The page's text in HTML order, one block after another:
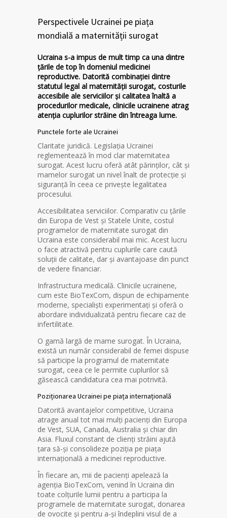
Perspectivele Ucrainei pe piața
mondială a maternității surogat
Ucraina s-a impus de mult timp ca una dintre
țările de top în domeniul medicinei
reproductive. Datorită combinației dintre
statutul legal al maternității surogat, costurile
accesibile ale serviciilor și calitatea înaltă a
procedurilor medicale, clinicile ucrainene atrag
atenția cuplurilor străine din întreaga lume.
Punctele forte ale Ucrainei
Claritate juridică. Legislația Ucrainei
reglementează în mod clar maternitatea
surogat. Acest lucru oferă atât părinților, cât și
mamelor surogat un nivel înalt de protecție și
siguranță în ceea ce privește legalitatea
procesului.
Accesibilitatea serviciilor. Comparativ cu țările
din Europa de Vest și Statele Unite, costul
programelor de maternitate surogat din
Ucraina este considerabil mai mic. Acest lucru
o face atractivă pentru cuplurile care caută
soluții de calitate, dar și avantajoase din punct
de vedere financiar.
Infrastructura medicală. Clinicile ucrainene,
cum este BioTexCom, dispun de echipamente
moderne, specialiști experimentați și oferă o
abordare individualizată pentru fiecare caz de
infertilitate.
O gamă largă de mame surogat. În Ucraina,
există un număr considerabil de femei dispuse
să participe la programul de maternitate
surogat, ceea ce le permite cuplurilor să
găsească candidatura cea mai potrivită.
Poziționarea Ucrainei pe piața internațională
Datorită avantajelor competitive, Ucraina
atrage anual tot mai mulți pacienți din Europa
de Vest, SUA, Canada, Australia și chiar din
Asia. Fluxul constant de clienți străini ajută
țara să-și consolideze poziția pe piața
internațională a medicinei reproductive.
În fiecare an, mii de pacienți apelează la
agenția BioTexCom, venind în Ucraina din
toate colțurile lumii pentru a participa la
programele de maternitate surogat, donarea
de ovocite și pentru a-și îndeplini visul de a